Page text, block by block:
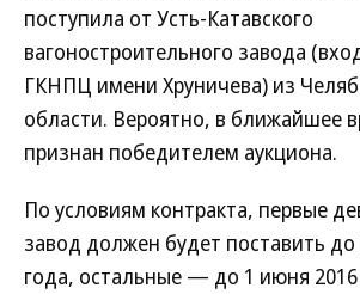
поступила от Усть-Катавского
вагоностроительного завода
ГКНПЦ имени Хруничева) из
области. Вероятно, в ближайшее
признан победителем аукциона.
По условиям контракта, первые
завод должен будет поставить до
года, остальные — до 1 июня 2016